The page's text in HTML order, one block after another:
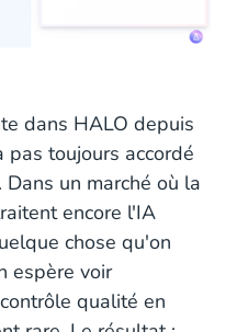
dans HALO depuis
toujours accordé
un marché où la
encore l'IA
chose qu'on
espère voir
qualité en